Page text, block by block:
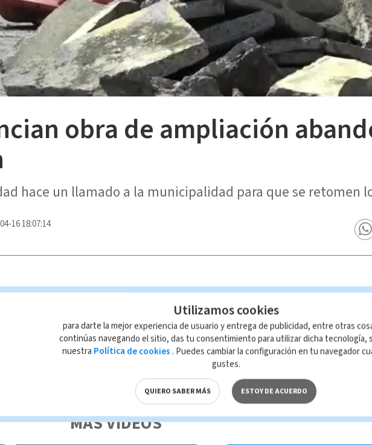
obra de ampliación
hace un llamado a la municipalidad para que se retomen
16 18:07:14
del contenido de esta página, mismo que es propiedad de TELEDIARIO; su reproducción no
delito de conformidad con las leyes aplicables.
MÁS VIDEOS
Utilizamos cookies
para darte la mejor experiencia de usuario y entrega de publicidad, entre otras
continúas navegando el sitio, das tu consentimiento para utilizar dicha tecnología,
nuestra Política de cookies . Puedes cambiar la configuración en tu navegador
gustes.
QUIERO SABER MÁS ESTOY DE ACUERDO